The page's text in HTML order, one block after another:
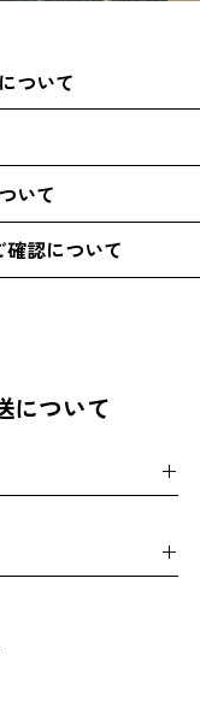
ついて
いて
認について
について